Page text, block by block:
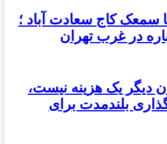
سمعک کاج سعادت آباد ؛
در غرب تهران
دیگر یک هزینه نیست،
بلندمدت برای